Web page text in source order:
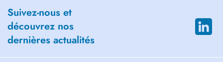
Suivez-nous et
découvrez nos
dernières actualités